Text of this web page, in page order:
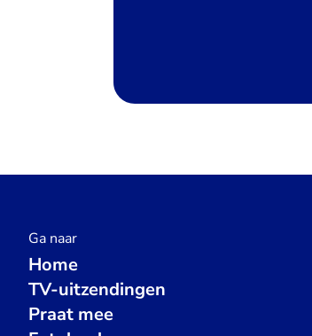
Ga naar
Home
TV-uitzendingen
Praat mee